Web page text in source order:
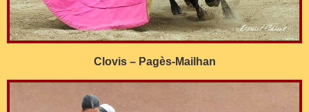
Clovis – Pagès-Mailhan